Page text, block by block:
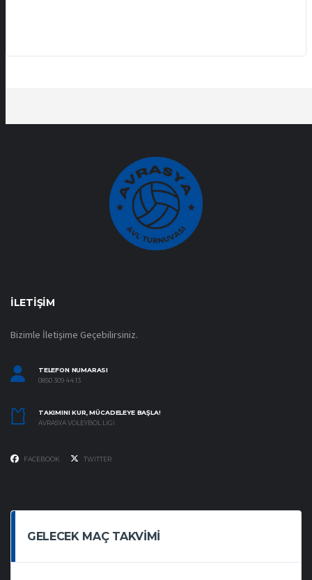
İLETIŞIM
Bizimle İletişime Geçebilirsiniz.
TELEFON NUMARASI
0850 309 44 13
TAKIMINI KUR, MÜCADELEYE BAŞLA!
AVRASYA VOLEYBOL LIGI
FACEBOOK TWITTER
GELECEK MAÇ TAKVIMI